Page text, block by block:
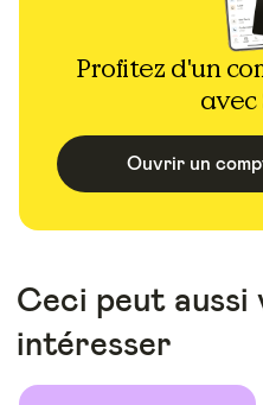
Profitez d'un
avec
Ouvrir un
Ceci peut aussi
intéresser